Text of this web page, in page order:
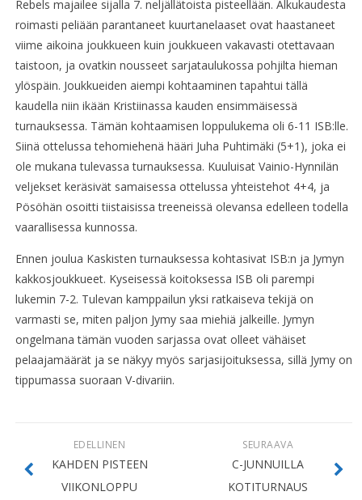
Rebels majailee sijalla 7. neljällätoista pisteellään. Alkukaudesta
roimasti peliään parantaneet kuurtanelaaset ovat haastaneet
viime aikoina joukkueen kuin joukkueen vakavasti otettavaan
taistoon, ja ovatkin nousseet sarjataulukossa pohjilta hieman
ylöspäin. Joukkueiden aiempi kohtaaminen tapahtui tällä
kaudella niin ikään Kristiinassa kauden ensimmäisessä
turnauksessa. Tämän kohtaamisen loppulukema oli 6-11 ISB:lle.
Siinä ottelussa tehomiehenä hääri Juha Puhtimäki (5+1), joka ei
ole mukana tulevassa turnauksessa. Kuuluisat Vainio-Hynnilän
veljekset keräsivät samaisessa ottelussa yhteistehot 4+4, ja
Pösöhän osoitti tiistaisissa treeneissä olevansa edelleen todella
vaarallisessa kunnossa.
Ennen joulua Kaskisten turnauksessa kohtasivat ISB:n ja Jymyn
kakkosjoukkueet. Kyseisessä koitoksessa ISB oli parempi
lukemin 7-2. Tulevan kamppailun yksi ratkaiseva tekijä on
varmasti se, miten paljon Jymy saa miehiä jalkeille. Jymyn
ongelmana tämän vuoden sarjassa ovat olleet vähäiset
pelaajamäärät ja se näkyy myös sarjasijoituksessa, sillä Jymy on
tippumassa suoraan V-divariin.
SEURAAVA
C-JUNNUILLA
KOTITURNAUS
EDELLINEN
KAHDEN PISTEEN
VIIKONLOPPU